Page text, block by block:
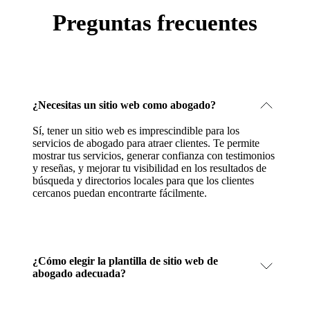
Preguntas frecuentes
¿Necesitas un sitio web como abogado?
Sí, tener un sitio web es imprescindible para los
servicios de abogado para atraer clientes. Te permite
mostrar tus servicios, generar confianza con testimonios
y reseñas, y mejorar tu visibilidad en los resultados de
búsqueda y directorios locales para que los clientes
cercanos puedan encontrarte fácilmente.
¿Cómo elegir la plantilla de sitio web de
abogado adecuada?